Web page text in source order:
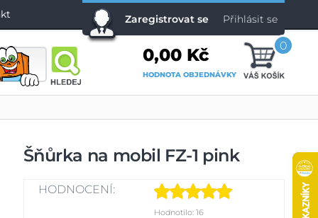
Zaregistrovat se Přihlásit se
0,00 Kč
HODNOTA OBJEDNÁVKY
0
Šňůrka na mobil FZ-1 pink
HODNOCENÍ:
Hodnotilo: 16